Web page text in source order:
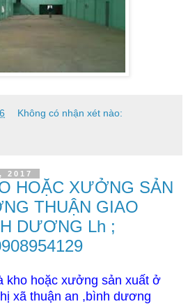
Không có nhận xét nào:
2017
HOẶC XƯỞNG SẢN
THUẬN GIAO
DƯƠNG Lh ;
kho hoặc xưởng sản xuất ở
xã thuận an ,bình dương